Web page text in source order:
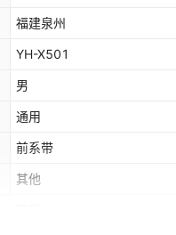
福建泉州
YH-X501
男
通用
前系带
其他